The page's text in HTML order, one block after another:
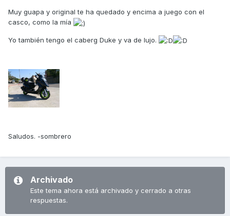
Muy guapa y original te ha quedado y encima a juego con el
casco, como la mía
Yo también tengo el caberg Duke y va de lujo.
Saludos. -sombrero
Archivado
Este tema ahora está archivado y cerrado a otras
respuestas.